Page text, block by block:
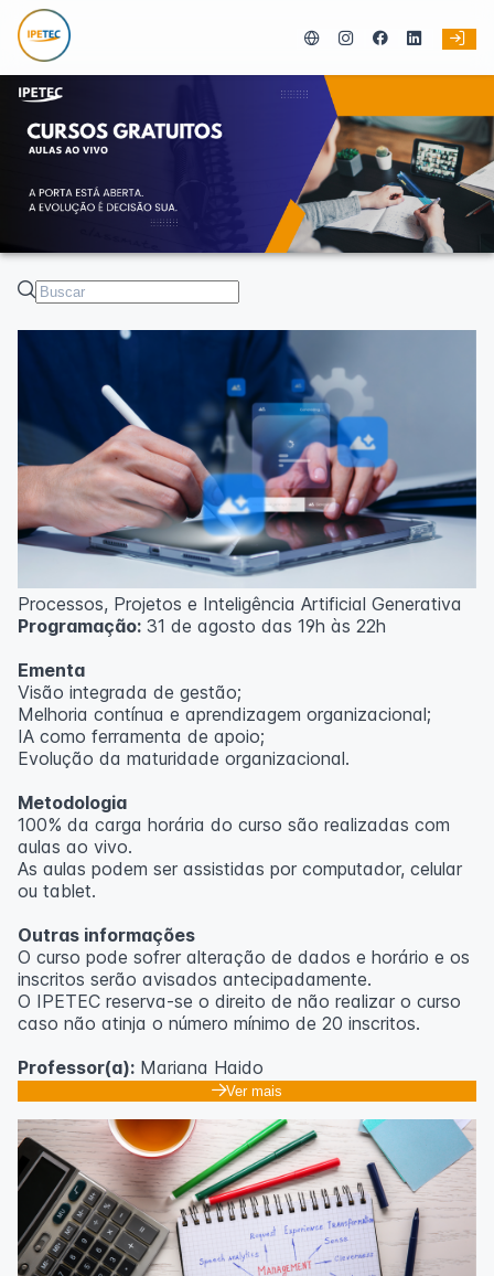
Processos, Projetos e Inteligência Artificial Generativa
Programação: 31 de agosto das 19h às 22h
Ementa
Visão integrada de gestão;
Melhoria contínua e aprendizagem organizacional;
IA como ferramenta de apoio;
Evolução da maturidade organizacional.
Metodologia
100% da carga horária do curso são realizadas com
aulas ao vivo.
As aulas podem ser assistidas por computador, celular
ou tablet.
Outras informações
O curso pode sofrer alteração de dados e horário e os
inscritos serão avisados ​​antecipadamente.
O IPETEC reserva-se o direito de não realizar o curso
caso não atinja o número mínimo de 20 inscritos.
Professor(a): Mariana Haido
Ver mais